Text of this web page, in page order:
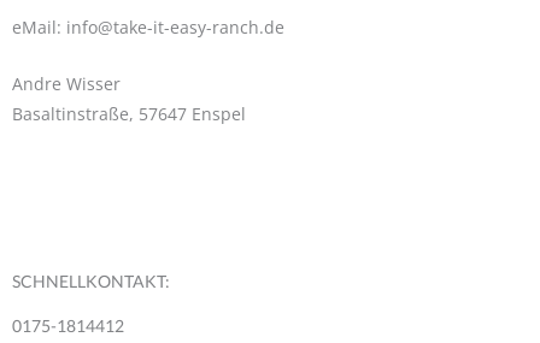
eMail: info@take-it-easy-ranch.de
Andre Wisser
Basaltinstraße, 57647 Enspel
SCHNELLKONTAKT:
0175-1814412